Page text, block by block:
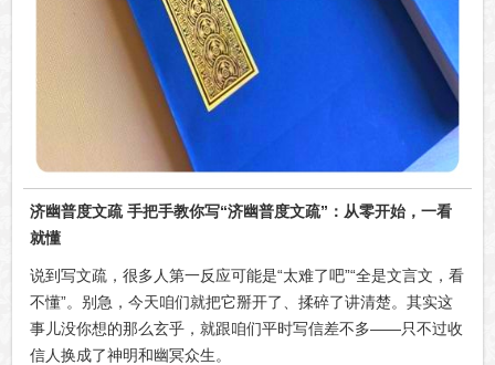
济幽普度文疏 手把手教你写“济幽普度文疏”：从零开始，一看
就懂
说到写文疏，很多人第一反应可能是“太难了吧”“全是文言文，看
不懂”。别急，今天咱们就把它掰开了、揉碎了讲清楚。其实这
事儿没你想的那么玄乎，就跟咱们平时写信差不多——只不过收
信人换成了神明和幽冥众生。